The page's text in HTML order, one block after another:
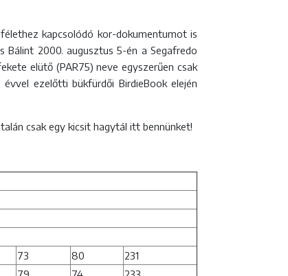
kapcsolódó kor-dokumentumot is
2000. augusztus 5-én a Segafredo
elütő (PAR75) neve egyszerűen csak
ezelőtti bükfürdői BirdieBook elején
csak egy kicsit hagytál itt bennünket!
73 80
231